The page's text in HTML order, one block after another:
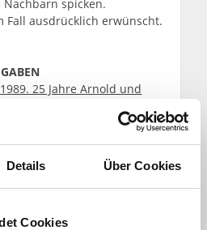
Details Über Cookies
Cookies
spicken.
Fall ausdrücklich erwünscht.
25 Jahre Arnold und
die ganze Folge anhören!